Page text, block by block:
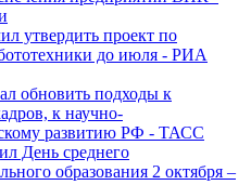
утвердить проект по
до июля - РИА
обновить подходы к
к научно-
развитию РФ - ТАСС
День среднего
образования 2 октября –